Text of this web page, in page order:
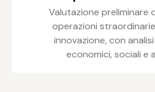
Valutazione preliminare
operazioni
innovazione, con
economici, sociali e